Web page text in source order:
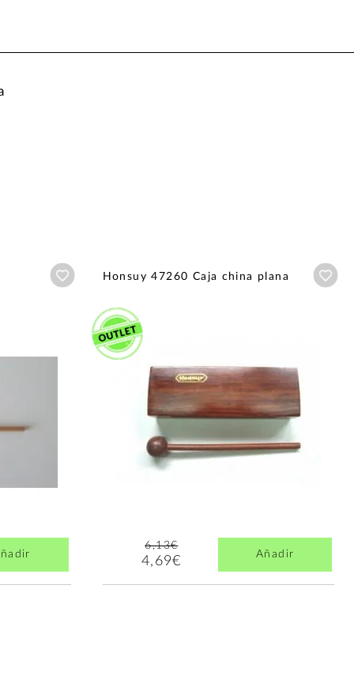
Añadir a wishlist
Honsuy 47260 Caja china plana
6,13€
4,69€ Añadir